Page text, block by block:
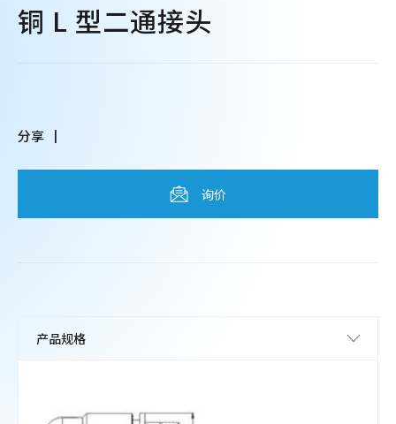
铜 L 型二通接头
分享
询价